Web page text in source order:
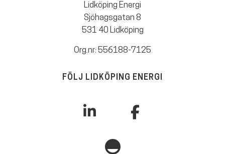
Lidköping Energi
Sjöhagsgatan 8
531 40 Lidköping
Org.nr: 556188-7125
FÖLJ LIDKÖPING ENERGI